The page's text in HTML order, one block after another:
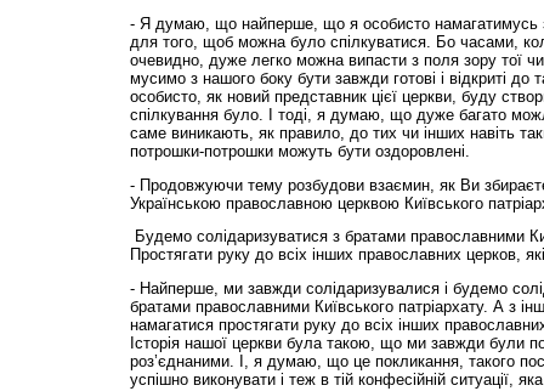
- Я думаю, що найперше, що я особисто намагатимусь
для того, щоб можна було спілкуватися. Бо часами,
очевидно, дуже легко можна випасти з поля зору тої
мусимо з нашого боку бути завжди готові і відкриті до
особисто, як новий представник цієї церкви, буду
спілкування було. І тоді, я думаю, що дуже багато
саме виникають, як правило, до тих чи інших навіть
потрошки-потрошки можуть бути оздоровлені.
- Продовжуючи тему розбудови взаємин, як Ви
Українською православною церквою Київського
Будемо солідаризуватися з братами православними
Простягати руку до всіх інших православних церков,
- Найперше, ми завжди солідаризувалися і будемо
братами православними Київського патріархату. А з
намагатися простягати руку до всіх інших
Історія нашої церкви була такою, що ми завжди були
роз’єднаними. І, я думаю, що це покликання, такого
успішно виконувати і теж в тій конфесійній ситуації,